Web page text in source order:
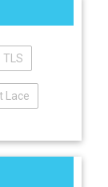
TLS
Lace